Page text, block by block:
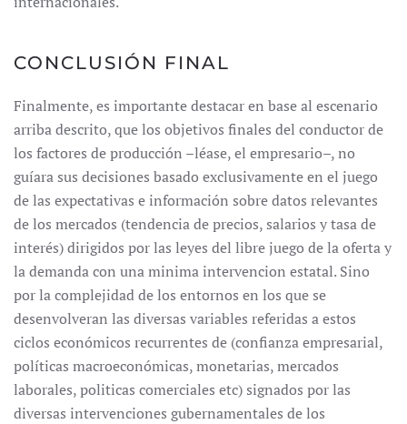
CONCLUSIÓN FINAL
Finalmente, es importante destacar en base al escenario
arriba descrito, que los objetivos finales del conductor de
los factores de producción –léase, el empresario–, no
guíara sus decisiones basado exclusivamente en el juego
de las expectativas e información sobre datos relevantes
de los mercados (tendencia de precios, salarios y tasa de
interés) dirigidos por las leyes del libre juego de la oferta y
la demanda con una minima intervencion estatal. Sino
por la complejidad de los entornos en los que se
desenvolveran las diversas variables referidas a estos
ciclos económicos recurrentes de (confianza empresarial,
políticas macroeconómicas, monetarias, mercados
laborales, politicas comerciales etc) signados por las
diversas intervenciones gubernamentales de los